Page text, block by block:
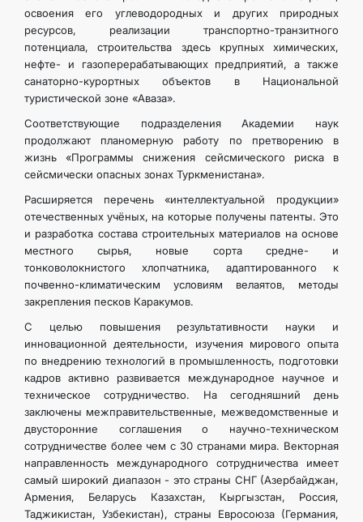
освоения его углеводородных и других природных
ресурсов, реализации транспортно-транзитного
потенциала, строительства здесь крупных химических,
нефте- и газоперерабатывающих предприятий, а также
санаторно-курортных объектов в Национальной
туристической зоне «Аваза».
Соответствующие подразделения Академии наук
продолжают планомерную работу по претворению в
жизнь «Программы снижения сейсмического риска в
сейсмически опасных зонах Туркменистана».
Расширяется перечень «интеллектуальной продукции»
отечественных учёных, на которые получены патенты. Это
и разработка состава строительных материалов на основе
местного сырья, новые сорта средне- и
тонковолокнистого хлопчатника, адаптированного к
почвенно-климатическим условиям велаятов, методы
закрепления песков Каракумов.
С целью повышения результативности науки и
инновационной деятельности, изучения мирового опыта
по внедрению технологий в промышленность, подготовки
кадров активно развивается международное научное и
техническое сотрудничество. На сегодняшний день
заключены межправительственные, межведомственные и
двусторонние соглашения о научно-техническом
сотрудничестве более чем с 30 странами мира. Векторная
направленность международного сотрудничества имеет
самый широкий диапазон - это страны СНГ (Азербайджан,
Армения, Беларусь Казахстан, Кыргызстан, Россия,
Таджикистан, Узбекистан), страны Евросоюза (Германия,